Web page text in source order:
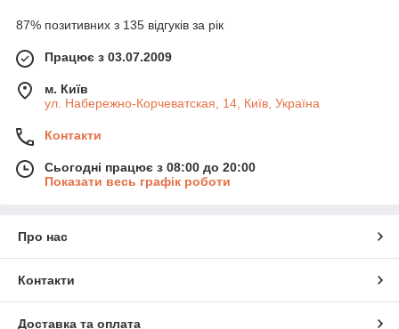
87% позитивних з 135 відгуків за рік
Працює з 03.07.2009
м. Київ
ул. Набережно-Корчеватская, 14, Київ, Україна
Контакти
Сьогодні працює з 08:00 до 20:00
Показати весь графік роботи
Про нас
Контакти
Доставка та оплата